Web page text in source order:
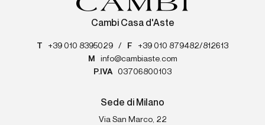
Cambi Casa d'Aste
T +39 010 8395029 / F
+39 010 879482/812613
M
info@cambiaste.com
P.IVA
03706800103
Sede di Milano
Via San Marco, 22